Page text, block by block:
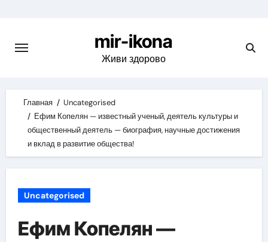
content
mir-ikona
Живи здорово
Главная
Uncategorised
Ефим Копелян — известный ученый, деятель культуры и
общественный деятель — биография, научные достижения
и вклад в развитие общества!
Uncategorised
Ефим Копелян —